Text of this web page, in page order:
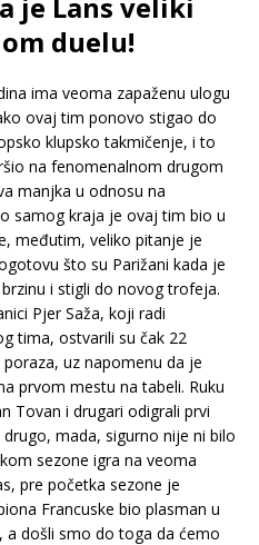
duelu!
ima veoma zapaženu ulogu
ovaj tim ponovo stigao do
klupsko takmičenje, i to
na fenomenalnom drugom
manjka u odnosu na
samog kraja je ovaj tim bio u
međutim, veliko pitanje je
što su Parižani kada je
i stigli do novog trofeja.
Pjer Saža, koji radi
tima, ostvarili su čak 22
uz napomenu da je
prvom mestu na tabeli. Ruku
Tovan i drugari odigrali prvi
mada, sigurno nije ni bilo
sezone igra na veoma
pre početka sezone je
Francuske bio plasman u
a došli smo do toga da ćemo